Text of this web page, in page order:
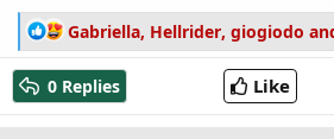
R
e
a
c
t
Gabriella, Hellrider, giogiodo
0 Replies Like